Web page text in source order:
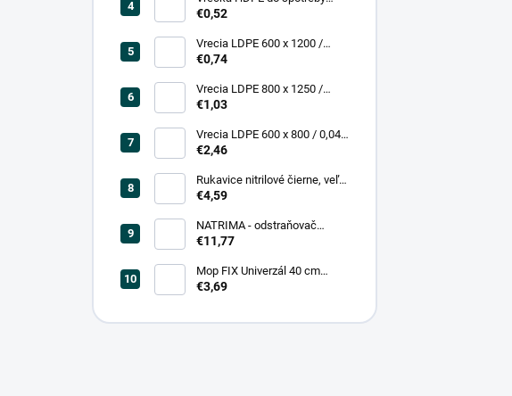
300x400/0,007, číre, (50 ks =
€0,52
Vrecia LDPE 600 x 1200 /
0,200, transparent (25 ks)
€0,74
Vrecia LDPE 800 x 1250 /
0,20, čierna (25 ks = bal)
€1,03
Vrecia LDPE 600 x 800 / 0,04,
biele (25 ks = rol)
€2,46
Rukavice nitrilové čierne, veľ.
L (100 ks = box)
€4,59
NATRIMA - odstraňovač
starých náterov (0,75 L = bal)
€11,77
Mop FIX Univerzál 40 cm
bavlnený Fmix
€3,69